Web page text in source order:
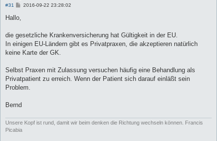
#31
B
a
2016-09-22 23:28:02
Hallo,
die gesetzliche Krankenversicherung hat Gültigkeit in der EU.
In einigen EU-Ländern gibt es Privatpraxen, die akzeptieren natürlich
keine Karte der GK.
Selbst Praxen mit Zulassung versuchen häufig eine Behandlung als
Privatpatient zu erreich. Wenn der Patient sich darauf einläßt sein
Problem.
Bernd
Unsere Kopf ist rund, damit wir beim denken die Richtung wechseln können. Francis
Picabia